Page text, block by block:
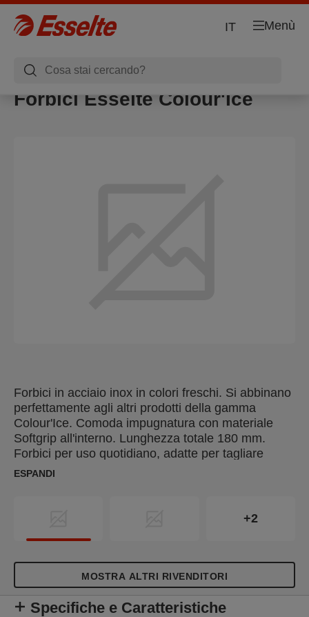
Menù
IT
Forbici Esselte Colour'Ice
Forbici in acciaio inox in colori freschi. Si abbinano
perfettamente agli altri prodotti della gamma
Colour'Ice. Comoda impugnatura con materiale
Softgrip all'interno. Lunghezza totale 180 mm.
Forbici per uso quotidiano, adatte per tagliare
carta, cartone leggero, nastro adesivo, lamina,
ESPANDI
+2
MOSTRA ALTRI RIVENDITORI
Specifiche e Caratteristiche